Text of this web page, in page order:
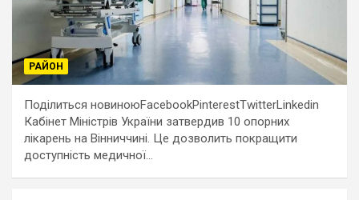
РАЙОН
Поділиться новиноюFacebookPinterestTwitterLinkedin
Кабінет Міністрів України затвердив 10 опорних
лікарень на Вінниччині. Це дозволить покращити
доступність медичної…